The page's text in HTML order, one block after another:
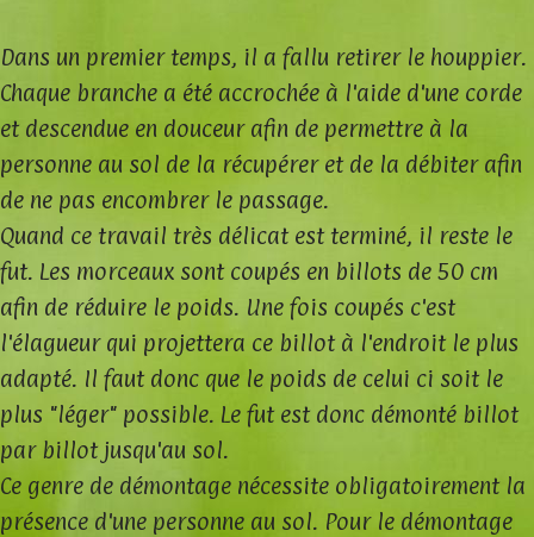
Dans un premier temps, il a fallu retirer le houppier.
Chaque branche a été accrochée à l'aide d'une corde
et descendue en douceur afin de permettre à la
personne au sol de la récupérer et de la débiter afin
de ne pas encombrer le passage.
Quand ce travail très délicat est terminé, il reste le
fut. Les morceaux sont coupés en billots de 50 cm
afin de réduire le poids. Une fois coupés c'est
l'élagueur qui projettera ce billot à l'endroit le plus
adapté. Il faut donc que le poids de celui ci soit le
plus "léger" possible. Le fut est donc démonté billot
par billot jusqu'au sol.
Ce genre de démontage nécessite obligatoirement la
présence d'une personne au sol. Pour le démontage